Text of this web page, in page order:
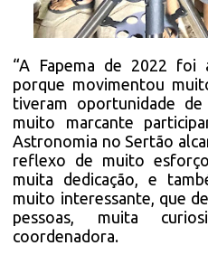
“A Fapema de 2022 foi
porque movimentou
tiveram oportunidade
muito marcante
Astronomia no Sertão
reflexo de muito
muita dedicação, e
muito interessante, que
pessoas, muita
coordenadora.